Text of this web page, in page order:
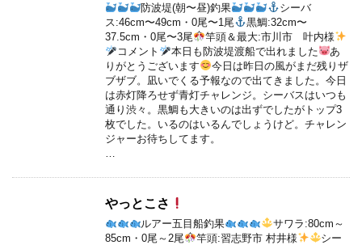
防波堤(朝〜昼)釣果
シーバ
ス:46cm〜49cm・0尾〜1尾
黒鯛:32cm〜
37.5cm・0尾〜3尾
竿頭＆最大:市川市 叶内様
コメント
本日も防波堤渡船で出れました
あ
りがとうございます
今日は昨日の風がまだ残りザ
ブザブ。凪いでくる予報なので出てきました。今日
は赤灯降ろせず青灯チャレンジ。シーバスはいつも
通り渋々。黒鯛も大きいのは出ずでしたがトップ3
枚でした。いるのはいるんでしょうけど。チャレン
ジャーお待ちしてます。
やっとこさ
ルアー五目船釣果
サワラ:80cm～
85cm・0尾～2尾
竿頭:習志野市 村井様
シー